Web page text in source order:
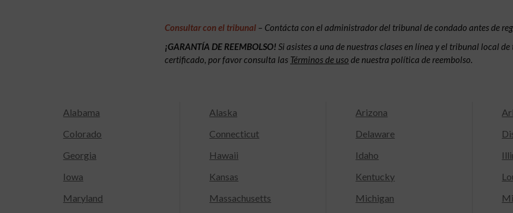
Consultar con el tribunal – Contácta con el administrador del tribunal de condado antes de
¡GARANTÍA DE REEMBOLSO! Si asistes a una de nuestras clases en línea y el tribunal local
certificado, por favor consulta las Términos de uso de nuestra política de reembolso.
Alabama Alaska Arizona
Colorado
Connecticut Delaware
Georgia
Hawaii Idaho
Iowa
Kansas Kentucky
Maryland
Massachusetts Michigan